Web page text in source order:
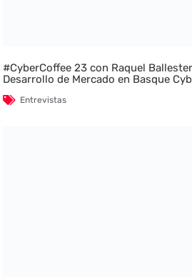
#CyberCoffee 23 con Raquel
Desarrollo de Mercado en Basque
Entrevistas